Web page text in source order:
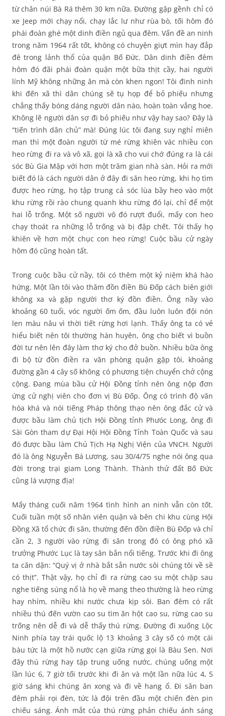
từ chân núi Bà Rá thêm 30 km nữa. Đường gập gềnh chỉ có
xe Jeep mới chạy nổi, chạy lắc lư như rùa bò, tối hôm đó
phái đoàn ghé một dinh điền ngủ qua đêm. Vấn đề an ninh
trong năm 1964 rất tốt, không có chuyện giựt mìn hay đắp
đê trong lảnh thổ của quận Bố Đức. Dân dinh điền đêm
hôm đó đãi phái đoàn quận một bữa thịt cầy, hai người
lính Mỹ không những ăn mà còn khen ngon! Tôi đinh ninh
khi đến xã thì dân chúng sẽ tụ họp để bỏ phiếu nhưng
chẳng thấy bóng dáng người dân nào, hoàn toàn vắng hoe.
Không lẽ người dân sợ đi bỏ phiếu như vậy hay sao? Đây là
“tiến trình dân chủ” mà! Đúng lúc tôi đang suy nghỉ miên
man thì một đoàn người từ mé rừng khiên vác nhiều con
heo rừng đi ra và vô xã, gọi là xã cho vui chớ đúng ra là cái
sóc Bù Gia Mập với hơn một trăm gian nhà sàn. Hỏi ra mới
biết đó là cách người dân ở đây đi săn heo rừng, khi họ tìm
được heo rừng, họ tập trung cả sóc lùa bầy heo vào một
khu rừng rồi rào chung quanh khu rừng đó lại, chỉ để một
hai lỗ trống. Một số người vô đó rượt đuổi, mấy con heo
chạy thoát ra những lỗ trống và bị đập chết. Tôi thấy họ
khiên về hơn một chục con heo rừng! Cuộc bầu cử ngày
hôm đó cũng hoàn tất.
Trong cuộc bầu cử nầy, tôi có thêm một kỷ niệm khá hào
hứng. Một lần tôi vào thăm đồn điền Bù Đốp cách biên giới
không xa và gặp người thơ ký đồn điền. Ông nầy vào
khoảng 60 tuổi, vóc người ốm ốm, đầu luôn luôn đội nón
len màu nâu vì thời tiết rừng hơi lạnh. Thấy ông ta có vẻ
hiểu biết nên tôi thường hàn huyên, ông cho biết vì buồn
đời tư nên lên đây làm thơ ký cho đở buồn. Nhiều bữa ông
đi bộ từ đồn điền ra văn phòng quận gặp tôi, khoảng
đường gần 4 cây số không có phương tiện chuyển chở cộng
cộng. Đang mùa bầu cử Hội Đồng tỉnh nên ông nộp đơn
ứng cử nghị viên cho đơn vị Bù Đốp. Ông có trình độ văn
hóa khá và nói tiếng Pháp thông thạo nên ông đắc cử và
được bầu làm chủ tịch Hội Đồng tỉnh Phưóc Long, ông đi
Sài Gòn tham dự Đại Hội Hội Đồng Tỉnh Toàn Quốc và sau
đó được bầu làm Chủ Tịch Hạ Nghị Viện của VNCH. Người
đó là ông Nguyễn Bá Lương, sau 30/4/75 nghe nói ông qua
đời trong trại giam Long Thành. Thành thử đất Bố Đức
cũng là vượng địa!
Mấy tháng cuối năm 1964 tình hình an ninh vẫn còn tốt.
Cuối tuần một số nhân viên quận và bên chi khu cùng Hội
Đồng Xã tổ chức đi săn, thường đến đồn điền Bù Đốp và chỉ
cần 2, 3 người vào rừng đi săn trong đó có ông phó xã
trưởng Phước Lục là tay săn bắn nổi tiếng. Trước khi đi ông
ta căn dặn: “Quý vị ở nhà bắt sẳn nước sôi chúng tôi về sẽ
có thịt”. Thật vậy, họ chỉ đi ra rừng cao su một chặp sau
nghe tiếng súng nổ là họ về mang theo thường là heo rừng
hay nhím, nhiều khi nước chưa kịp sôi. Ban đêm có rất
nhiều thú đến vườn cao su tìm ăn hột cao su, rừng cao su
trống nên dễ đi và dễ thấy thú rừng. Đường đi xuống Lộc
Ninh phía tay trái quốc lộ 13 khoảng 3 cây số có một cái
bàu tức là một hồ nước cạn giữa rừng gọi là Bàu Sen. Nơi
đây thú rừng hay tập trung uống nước, chúng uống một
lần lúc 6, 7 giờ tối trước khi đi ăn và một lần nữa lúc 4, 5
giờ sáng khi chúng ăn xong và đi về hang ổ. Đi săn ban
đêm phải rọi đèn, tức là đội trên đầu một chiến đèn pin
chiếu sáng. Ánh mắt của thú rừng phản chiếu ánh sáng